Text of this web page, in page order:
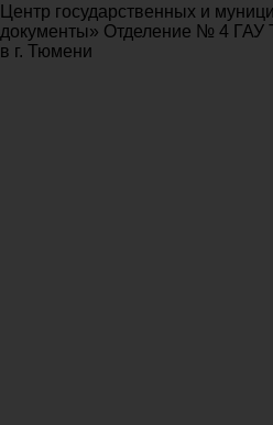
Центр государственных и
документы» Отделение № 4
в г. Тюмени